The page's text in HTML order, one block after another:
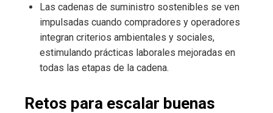
Las cadenas de suministro sostenibles se ven
impulsadas cuando compradores y operadores
integran criterios ambientales y sociales,
estimulando prácticas laborales mejoradas en
todas las etapas de la cadena.
Retos para escalar buenas